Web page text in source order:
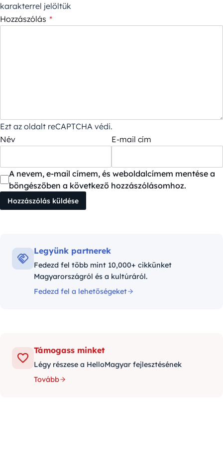
karakterrel jelöltük
Hozzászólás *
Ezt az oldalt reCAPTCHA védi.
Név
E-mail cím
A nevem, e-mail címem, és weboldalcímem mentése a
böngészőben a következő hozzászólásomhoz.
Legyünk partnerek
Fedezd fel több mint 10,000+ cikkünket
Magyarországról és a kultúráról.
Fedezd fel a lehetőségeket
Támogass minket
Légy részese a HelloMagyar fejlesztésének
Tovább